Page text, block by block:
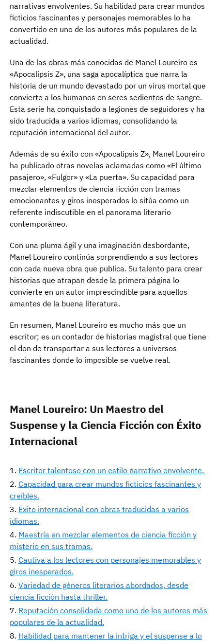
narrativas envolventes. Su habilidad para crear mundos
ficticios fascinantes y personajes memorables lo ha
convertido en uno de los autores más populares de la
actualidad.
Una de las obras más conocidas de Manel Loureiro es
«Apocalipsis Z», una saga apocalíptica que narra la
historia de un mundo devastado por un virus mortal que
convierte a los humanos en seres sedientos de sangre.
Esta serie ha conquistado a legiones de seguidores y ha
sido traducida a varios idiomas, consolidando la
reputación internacional del autor.
Además de su éxito con «Apocalipsis Z», Manel Loureiro
ha publicado otras novelas aclamadas como «El último
pasajero», «Fulgor» y «La puerta». Su capacidad para
mezclar elementos de ciencia ficción con tramas
emocionantes y giros inesperados lo sitúa como un
referente indiscutible en el panorama literario
contemporáneo.
Con una pluma ágil y una imaginación desbordante,
Manel Loureiro continúa sorprendiendo a sus lectores
con cada nueva obra que publica. Su talento para crear
historias que atrapan desde la primera página lo
convierte en un autor imprescindible para aquellos
amantes de la buena literatura.
En resumen, Manel Loureiro es mucho más que un
escritor; es un contador de historias magistral que tiene
el don de transportar a sus lectores a universos
fascinantes donde lo imposible se vuelve real.
Manel Loureiro: Un Maestro del
Suspense y la Ciencia Ficción con Éxito
Internacional
Escritor talentoso con un estilo narrativo envolvente.
Capacidad para crear mundos ficticios fascinantes y
creíbles.
Éxito internacional con obras traducidas a varios
idiomas.
Maestría en mezclar elementos de ciencia ficción y
misterio en sus tramas.
Cautiva a los lectores con personajes memorables y
giros inesperados.
Variedad de géneros literarios abordados, desde
ciencia ficción hasta thriller.
Reputación consolidada como uno de los autores más
populares de la actualidad.
Habilidad para mantener la intriga y el suspense a lo